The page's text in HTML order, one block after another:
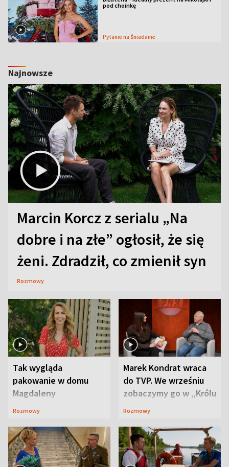
pod choinkę
Pytanie na Śniadanie
Najnowsze
Marcin Korcz z serialu „Na
dobre i na złe” ogłosił, że się
żeni. Zdradził, co zmienił syn
Rozmowy
Tak wygląda
pakowanie w domu
Magdaleny
Waligórskiej-Lisieckiej.
Rozmowy
Marek Kondrat wraca
do TVP. We wrześniu
zobaczymy go w „Królu
Maciusiu I”
Rozmowy